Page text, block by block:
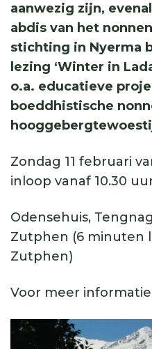
aanwezig zijn,
abdis van het
stichting in Nyerma
lezing ‘Winter in
o.a. educatieve
boeddhistische
Zondag 11 februari
inloop vanaf 10.30
Odensehuis,
Zutphen (6 minuten
Zutphen)
Voor meer informatie